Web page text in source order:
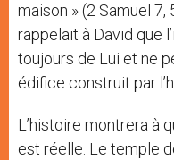
maison » (2 Samuel 7,
rappelait à David que
toujours de Lui et ne
édifice construit par
L’histoire montrera à
est réelle. Le temple